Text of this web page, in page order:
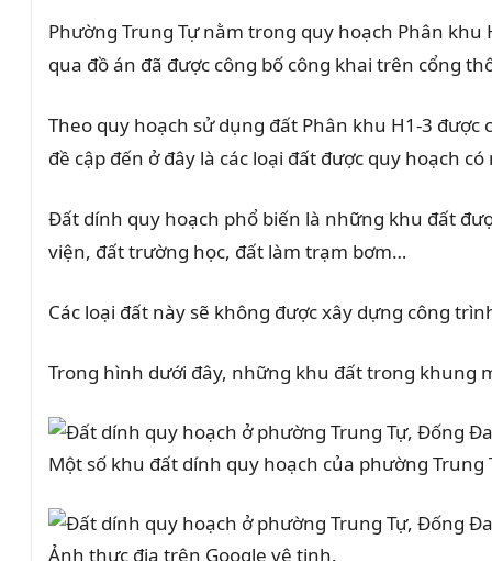
Phường Trung Tự nằm trong quy hoạch Phân
qua đồ án đã được công bố công khai trên cổng
Theo quy hoạch sử dụng đất Phân khu H1-3
đề cập đến ở đây là các loại đất được quy hoạch
Đất dính quy hoạch phổ biến là những khu đất
viện, đất trường học, đất làm trạm bơm…
Các loại đất này sẽ không được xây dựng công
Trong hình dưới đây, những khu đất trong khung
Một số khu đất dính quy hoạch của phường
Ảnh thực địa trên Google vệ tinh.